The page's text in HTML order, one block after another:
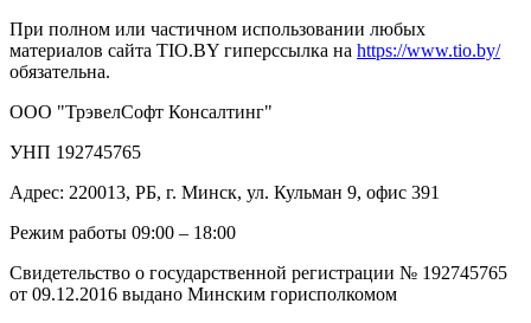
При полном или частичном использовании любых
материалов сайта TIO.BY гиперссылка на https://www.tio.by/
обязательна.
ООО "ТрэвелСофт Консалтинг"
УНП 192745765
Адрес: 220013, РБ, г. Минск, ул. Кульман 9, офис 391
Режим работы 09:00 – 18:00
Свидетельство о государственной регистрации № 192745765
от 09.12.2016 выдано Минским горисполкомом